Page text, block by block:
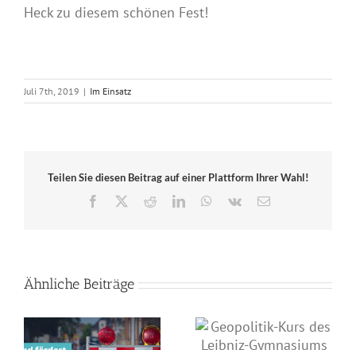
Heck zu diesem schönen Fest!
Juli 7th, 2019 | Im Einsatz
Teilen Sie diesen Beitrag auf einer Plattform Ihrer Wahl!
Facebook
RedditLinkedInWhatsApp
Vk
E-
Ähnliche Beiträge